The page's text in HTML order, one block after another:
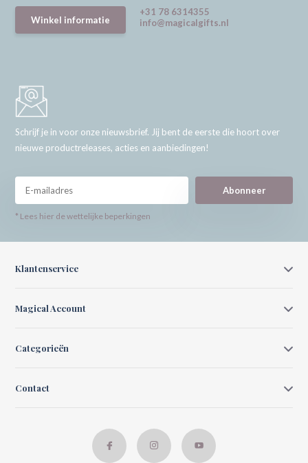
Winkel informatie
+31 78 6314355
info@magicalgifts.nl
Schrijf je in voor onze nieuwsbrief. Jij bent de eerste die hoort over
nieuwe productreleases, acties en aanbiedingen!
Abonneer
* Lees hier de wettelijke beperkingen
Klantenservice
Magical Account
Categorieën
Contact